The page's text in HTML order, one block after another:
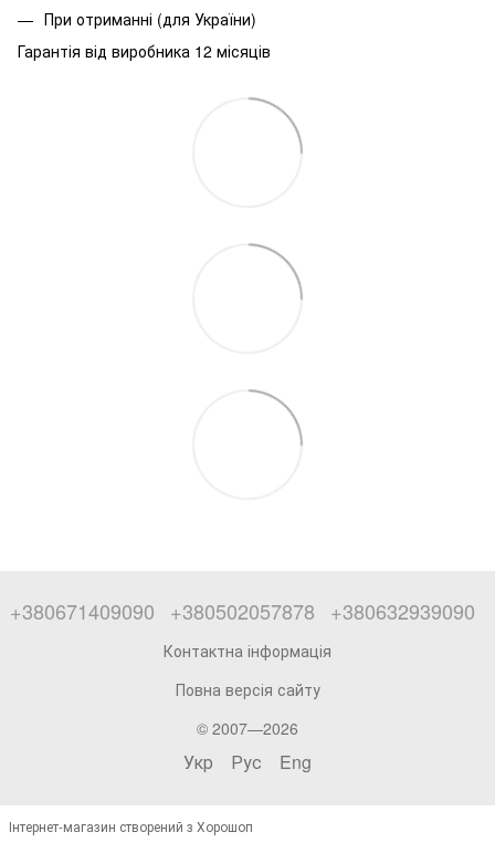
При отриманні (для України)
Гарантія від виробника 12 місяців
+380671409090 +380502057878 +380632939090
Контактна інформація
Повна версія сайту
© 2007—2026
Укр Рус Eng
Інтернет-магазин створений з Хорошоп